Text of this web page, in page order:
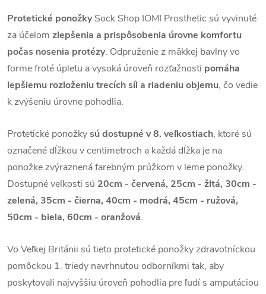
Protetické ponožkySock Shop IOMI Prosthetic sú vyvinuté
za účelom zlepšenia a prispôsobenia úrovne komfortu
počas nosenia protézy. Odpruženie z mäkkej bavlny vo
forme froté úpletu a vysoká úroveň rozťažnosti pomáha
lepšiemu rozloženiu trecích síl a riadeniu objemu, čo vedie
k zvýšeniu úrovne pohodlia.
Protetické ponožkysú dostupné v 8. veľkostiach, ktoré sú
označené dĺžkou v centimetroch a každá dĺžka je na
ponožke zvýraznená farebným prúžkom v leme ponožky.
Dostupné veľkosti sú 20cm - červená, 25cm - žltá, 30cm -
zelená, 35cm - čierna, 40cm - modrá, 45cm - ružová,
50cm - biela, 60cm - oranžová.
Vo Veľkej Británii sú tieto protetické ponožky zdravotníckou
pomôckou 1. triedy navrhnutou odborníkmi tak, aby
poskytovali najvyššiu úroveň pohodlia pre ľudí s amputáciou